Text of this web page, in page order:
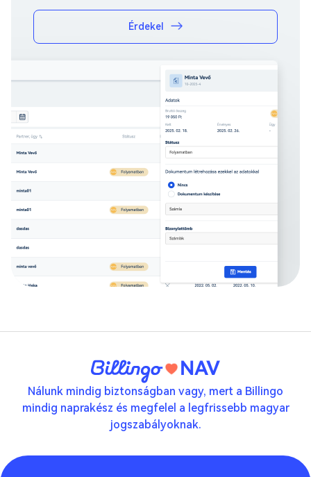
Érdekel
NAV
Nálunk mindig biztonságban vagy, mert a Billingo
mindig naprakész és megfelel a legfrissebb magyar
jogszabályoknak.